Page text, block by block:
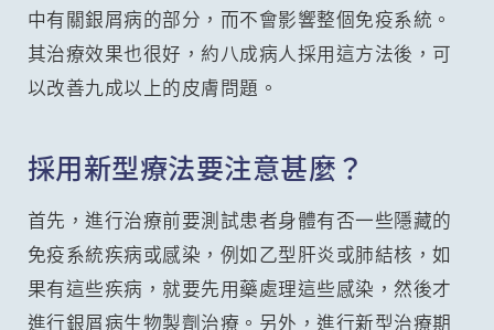
中有關銀屑病的部分，而不會影響整個免疫系統。
其治療效果也很好，約八成病人採用這方法後，可
以改善九成以上的皮膚問題。
採用新型療法要注意甚麼？
首先，進行治療前要測試患者身體有否一些隱藏的
免疫系統疾病或感染，例如乙型肝炎或肺結核，如
果有這些疾病，就要先用藥處理這些感染，然後才
進行銀屑病生物製劑治療。另外，進行新型治療期